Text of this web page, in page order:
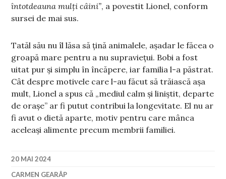
întotdeauna mulți câini”, a povestit Lionel, conform
sursei de mai sus.
Tatăl său nu îl lăsa să țină animalele, așadar le făcea o
groapă mare pentru a nu supraviețui. Bobi a fost
uitat pur și simplu în încăpere, iar familia l-a păstrat.
Cât despre motivele care l-au făcut să trăiască așa
mult, Lionel a spus că „mediul calm și liniștit, departe
de orașe” ar fi putut contribui la longevitate. El nu ar
fi avut o dietă aparte, motiv pentru care mânca
aceleași alimente precum membrii familiei.
20 MAI 2024
CARMEN GEARÂP